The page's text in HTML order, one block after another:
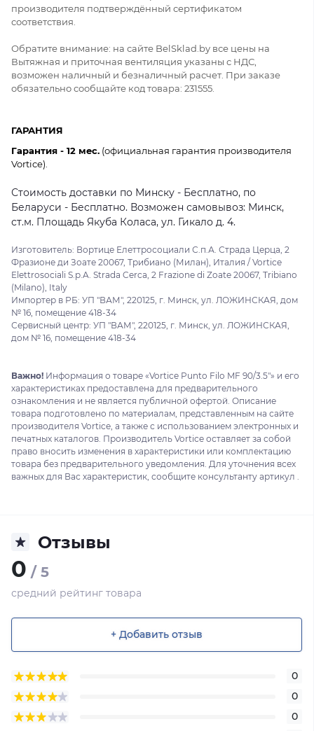
производителя подтверждённый сертификатом
соответствия.
Обратите внимание: на сайте BelSklad.by все цены на
Вытяжная и приточная вентиляция указаны с НДС,
возможен наличный и безналичный расчет. При заказе
обязательно сообщайте код товара: 231555.
ГАРАНТИЯ
Гарантия - 12 мес. (официальная гарантия производителя
Vortice).
Стоимость доставки по Минску - Бесплатно, по
Беларуси - Бесплатно. Возможен самовывоз: Минск,
ст.м. Площадь Якуба Коласа, ул. Гикало д. 4.
Изготовитель: Вортице Елеттросоциали С.п.А. Страда Церца, 2
Фразионе ди Зоате 20067, Трибиано (Милан), Италия / Vortice
Elettrosociali S.p.A. Strada Cerca, 2 Frazione di Zoate 20067, Tribiano
(Milano), Italy
Импортер в РБ: УП "ВАМ", 220125, г. Минск, ул. ЛОЖИНСКАЯ, дом
№ 16, помещение 418-34
Сервисный центр: УП "ВАМ", 220125, г. Минск, ул. ЛОЖИНСКАЯ,
дом № 16, помещение 418-34
Важно! Информация о товаре «Vortice Punto Filo MF 90/3.5"» и его
характеристиках предоставлена для предварительного
ознакомления и не является публичной офертой. Описание
товара подготовлено по материалам, представленным на сайте
производителя Vortice, а также с использованием электронных и
печатных каталогов. Производитель Vortice оставляет за собой
право вносить изменения в характеристики или комплектацию
товара без предварительного уведомления. Для уточнения всех
важных для Вас характеристик, сообщите консультанту артикул .
Отзывы
0 / 5
средний рейтинг товара
+ Добавить отзыв
0
0
0